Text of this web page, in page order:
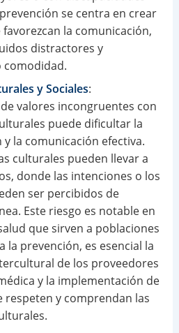
se centra en crear
favorezcan la comunicación,
distractores y
comodidad.
y Sociales:
valores incongruentes con
puede dificultar la
la comunicación efectiva.
culturales pueden llevar a
donde las intenciones o los
ser percibidos de
Este riesgo es notable en
que sirven a poblaciones
la prevención, es esencial la
de los proveedores
y la implementación de
respeten y comprendan las